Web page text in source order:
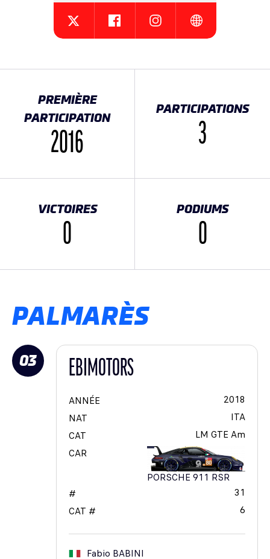
{{SEESOCIALNETWORK}}
{{SEESOCIALNETWORK}}
{{SEESOCIALNETWORK}}
PREMIÈRE
PARTICIPATION
2016
PARTICIPATIONS
3
VICTOIRES
0
PODIUMS
0
PALMARÈS
03 EBIMOTORS
ANNÉE
2018
NAT
ITA
CAT
LM GTE Am
CAR
PORSCHE 911 RSR
#
31
CAT #
6
Fabio BABINI